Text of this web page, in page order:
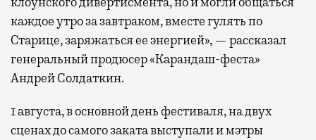
каждое утро за завтраком, вместе гулять по
Старице, заряжаться ее энергией», — рассказал
генеральный продюсер «Карандаш-феста»
Андрей Солдаткин.
1 августа, в основной день фестиваля, на двух
сценах до самого заката выступали и мэтры